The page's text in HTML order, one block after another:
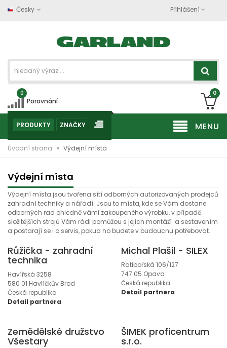
Česky Přihlášení
0
Porovnání
0
MENU
PRODUKTY ZNAČKY
Úvodní strana » Výdejní místa
Výdejní místa
Výdejní místa jsou tvořena sítí odborných autorizovaných prodejců
zahradní techniky a nářadí. Jsou to místa, kde se Vám dostane
odborných rad ohledně vámi zakoupeného výrobku, v případě
složitějších strojů Vám rádi pomůžou s jejich montáží a sestavením
a postarají se i o servis, pokud ho budete v budoucnu potřebovat.
Růžička - zahradní
technika
Havířská 3258
580 01 Havlíčkův Brod
Česká republika
Detail partnera
Michal Plašil - SILEX
Ratibořská 106/127
747 05 Opava
Česká republika
Detail partnera
Zemědělské družstvo
Všestary
ŠIMEK proficentrum
s.r.o.